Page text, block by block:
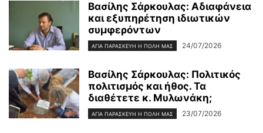
Βασίλης Σάρκουλας: Αδιαφάνεια
και εξυπηρέτηση ιδιωτικών
συμφερόντων
ΑΓΊΑ ΠΑΡΑΣΚΕΥΉ Η ΠΌΛΗ ΜΑΣ 24/07/2026
Βασίλης Σάρκουλας: Πολιτικός
πολιτισμός και ήθος. Τα
διαθέτετε κ. Μυλωνάκη;
ΑΓΊΑ ΠΑΡΑΣΚΕΥΉ Η ΠΌΛΗ ΜΑΣ 23/07/2026